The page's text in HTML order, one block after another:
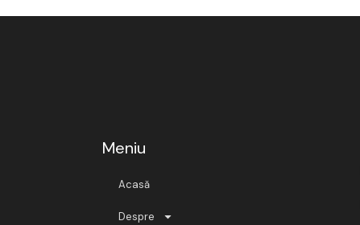
Meniu
Acasă
Despre